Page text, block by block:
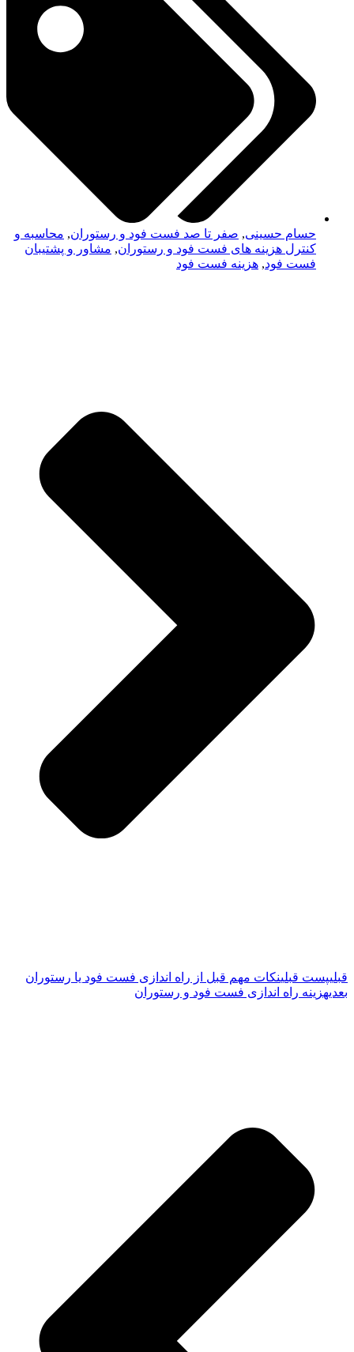
حسام حسینی, صفر تا صد فست فود و رستوران, محاسبه و
کنترل هزینه های فست فود و رستوران, مشاور و پشتیبان
فست فود, هزینه فست فود
قبلیپست قبلینکات مهم قبل از راه اندازی فست فود یا رستوران
بعدیهزینه راه اندازی فست فود و رستوران